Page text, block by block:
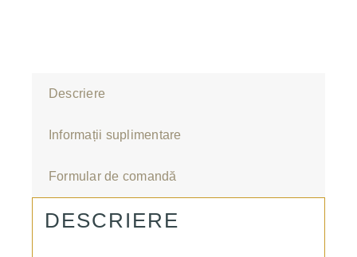
Descriere
Informații suplimentare
Formular de comandă
DESCRIERE